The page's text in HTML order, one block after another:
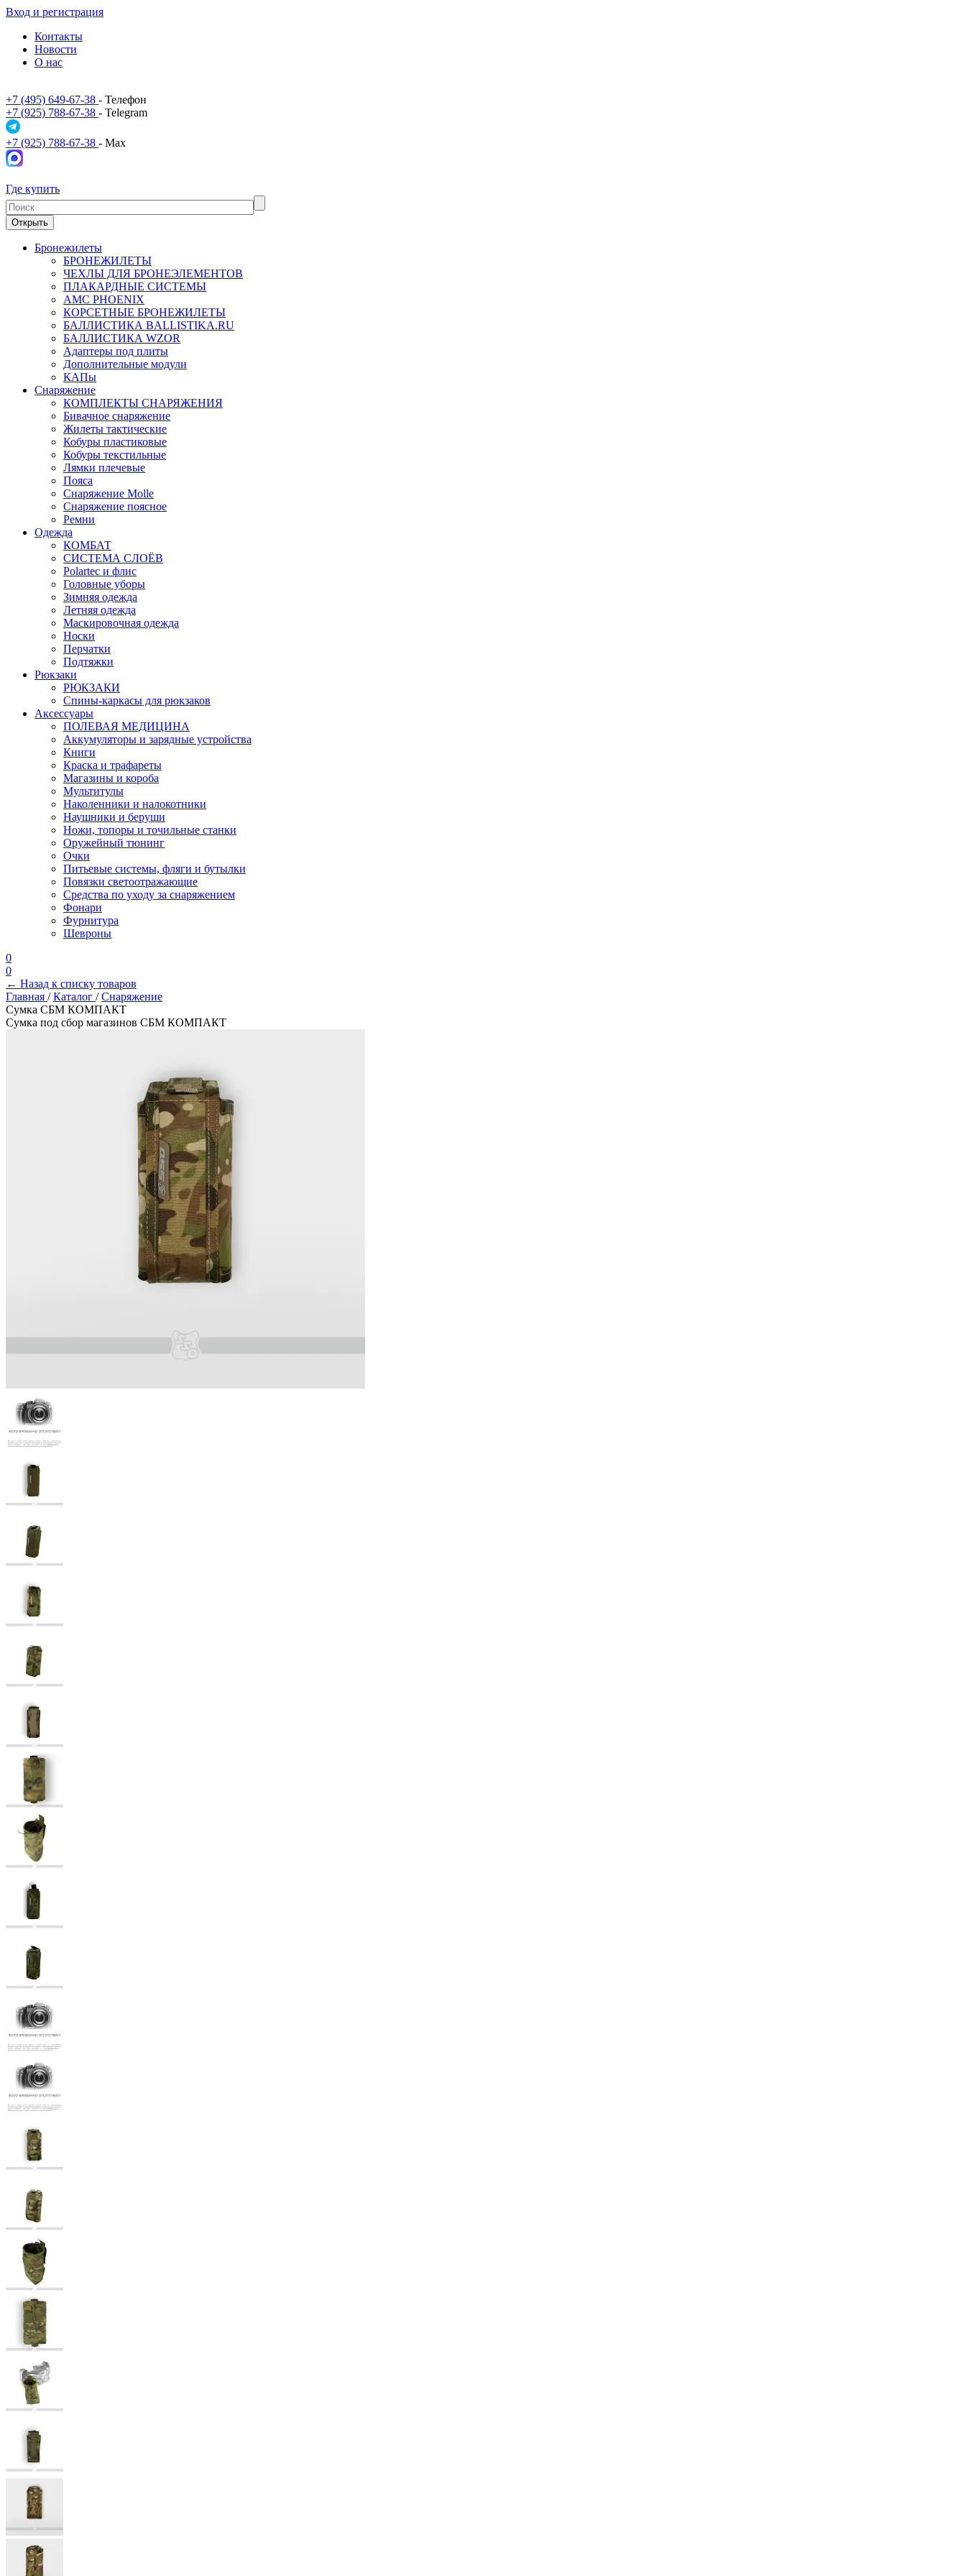
Вход и регистрация
Контакты
Новости
О нас
+7 (495) 649-67-38 - Телефон
+7 (925) 788-67-38 - Telegram
+7 (925) 788-67-38 - Max
Где купить
Открыть
Бронежилеты
БРОНЕЖИЛЕТЫ
ЧЕХЛЫ ДЛЯ БРОНЕЭЛЕМЕНТОВ
ПЛАКАРДНЫЕ СИСТЕМЫ
АМС PHOENIX
КОРСЕТНЫЕ БРОНЕЖИЛЕТЫ
БАЛЛИСТИКА BALLISTIKA.RU
БАЛЛИСТИКА WZOR
Адаптеры под плиты
Дополнительные модули
КАПы
Снаряжение
КОМПЛЕКТЫ СНАРЯЖЕНИЯ
Бивачное снаряжение
Жилеты тактические
Кобуры пластиковые
Кобуры текстильные
Лямки плечевые
Пояса
Снаряжение Molle
Снаряжение поясное
Ремни
Одежда
КОМБАТ
СИСТЕМА СЛОЁВ
Polartec и флис
Головные уборы
Зимняя одежда
Летняя одежда
Маскировочная одежда
Носки
Перчатки
Подтяжки
Рюкзаки
РЮКЗАКИ
Спины-каркасы для рюкзаков
Аксессуары
ПОЛЕВАЯ МЕДИЦИНА
Аккумуляторы и зарядные устройства
Книги
Краска и трафареты
Магазины и короба
Мультитулы
Наколенники и налокотники
Наушники и беруши
Ножи, топоры и точильные станки
Оружейный тюнинг
Очки
Питьевые системы, фляги и бутылки
Повязки светоотражающие
Средства по уходу за снаряжением
Фонари
Фурнитура
Шевроны
0
0
← Назад к списку товаров
Главная / Каталог / Снаряжение
Сумка СБМ КОМПАКТ
Сумка под сбор магазинов СБМ КОМПАКТ